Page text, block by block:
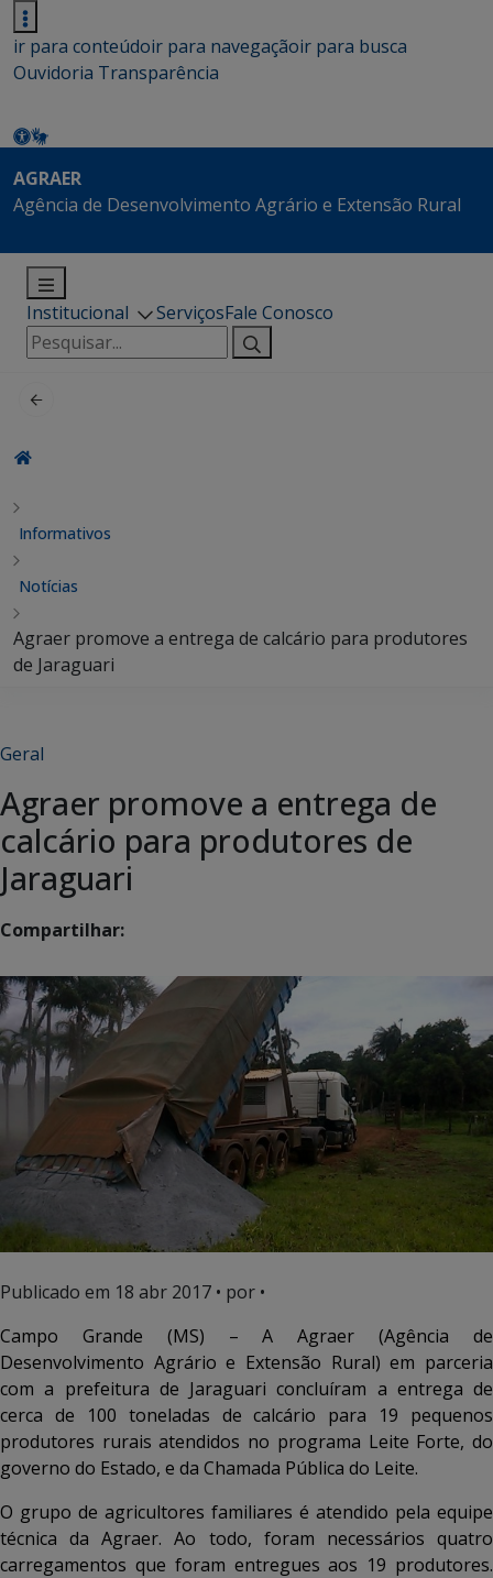
ir para conteúdoir para navegaçãoir para busca
Ouvidoria Transparência
AGRAER
Agência de Desenvolvimento Agrário e Extensão Rural
Institucional ServiçosFale Conosco
Pesquisar
por:
Informativos
Notícias
Agraer promove a entrega de calcário para produtores
de Jaraguari
Geral
Agraer promove a entrega de
calcário para produtores de
Jaraguari
Compartilhar:
Publicado em 18 abr 2017 • por •
Campo Grande (MS) – A Agraer (Agência de
Desenvolvimento Agrário e Extensão Rural) em parceria
com a prefeitura de Jaraguari concluíram a entrega de
cerca de 100 toneladas de calcário para 19 pequenos
produtores rurais atendidos no programa Leite Forte, do
governo do Estado, e da Chamada Pública do Leite.
O grupo de agricultores familiares é atendido pela equipe
técnica da Agraer. Ao todo, foram necessários quatro
carregamentos que foram entregues aos 19 produtores.